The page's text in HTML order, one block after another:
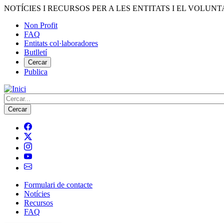
Vés
contingut
NOTÍCIES I RECURSOS PER A LES ENTITATS I EL
Menú
del
compte
d'usuari
Non Profit
FAQ
Entitats col·laboradores
Butlletí
Cercar
Publica
Cerca
Navegació
principal
Formulari de contacte
Notícies
Recursos
FAQ